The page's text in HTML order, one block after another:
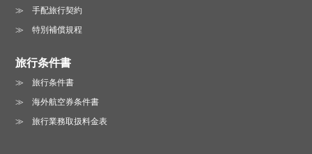
手配旅行契約
特別補償規程
旅行条件書
旅行条件書
海外航空券条件書
旅行業務取扱料金表